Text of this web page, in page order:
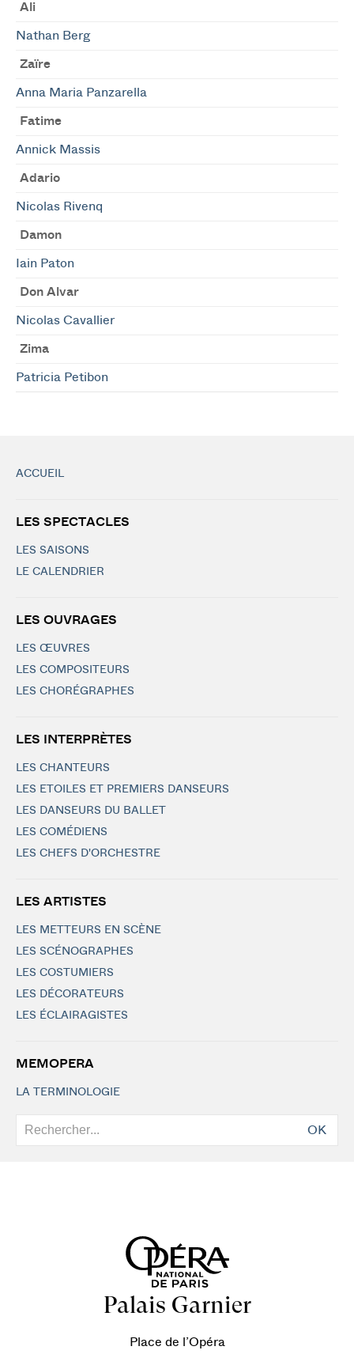
Ali
Nathan Berg
Zaïre
Anna Maria Panzarella
Fatime
Annick Massis
Adario
Nicolas Rivenq
Damon
Iain Paton
Don Alvar
Nicolas Cavallier
Zima
Patricia Petibon
ACCUEIL
LES SPECTACLES
LES SAISONS
LE CALENDRIER
LES OUVRAGES
LES ŒUVRES
LES COMPOSITEURS
LES CHORÉGRAPHES
LES INTERPRÈTES
LES CHANTEURS
LES ETOILES ET PREMIERS DANSEURS
LES DANSEURS DU BALLET
LES COMÉDIENS
LES CHEFS D'ORCHESTRE
LES ARTISTES
LES METTEURS EN SCÈNE
LES SCÉNOGRAPHES
LES COSTUMIERS
LES DÉCORATEURS
LES ÉCLAIRAGISTES
MEMOPERA
LA TERMINOLOGIE
OK
Palais Garnier
Place de l’Opéra